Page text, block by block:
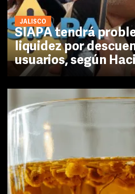
JALISCO
SIAPA tendrá
liquidez por
usuarios, según